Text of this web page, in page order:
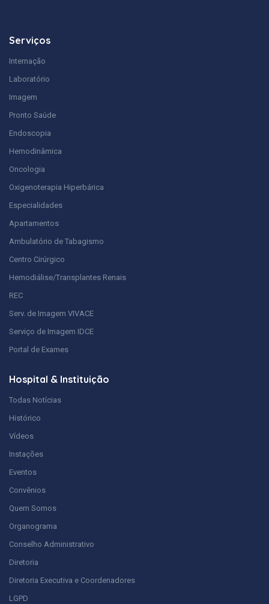
Serviços
Internação
Laboratório
Imagem
Pronto Saúde
Endoscopia
Hemodinâmica
Oncologia
Oxigenoterapia Hiperbárica
Especialidades
Apartamentos
Ambulatório de Tabagismo
Centro Cirúrgico
Hemodiálise/Transplantes Renais
REC
Serv. de Imagem VIVACE
Serviço de Imagem IDCE
Portal de Exames
Hospital & Instituição
Todas Notícias
Histórico
Vídeos
Instações
Eventos
Convênios
Quem Somos
Organograma
Conselho Administrativo
Diretoria
Diretoria Executiva e Coordenadores
LGPD